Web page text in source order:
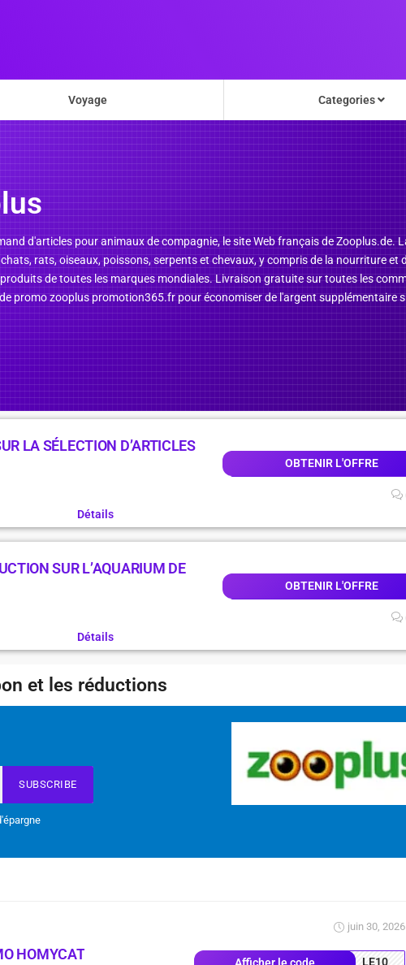
Voyage Categories
d'articles pour animaux de compagnie, le site Web français de Zooplus.de.
rats, oiseaux, poissons, serpents et chevaux, y compris de la nourriture
de toutes les marques mondiales. Livraison gratuite sur toutes les
promo zooplus promotion365.fr pour économiser de l'argent supplémentaire
LA SÉLECTION D’ARTICLES
OBTENIR L'OFFRE
Détails
SUR L’AQUARIUM DE
OBTENIR L'OFFRE
Détails
et les réductions
SUBSCRIBE
HOMYCAT
juin 30, 2026
Afficher le code LE10